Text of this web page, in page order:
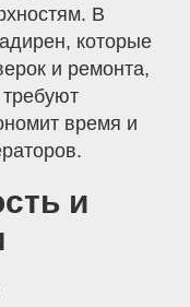
В
которые
и ремонта,
требуют
время и
и